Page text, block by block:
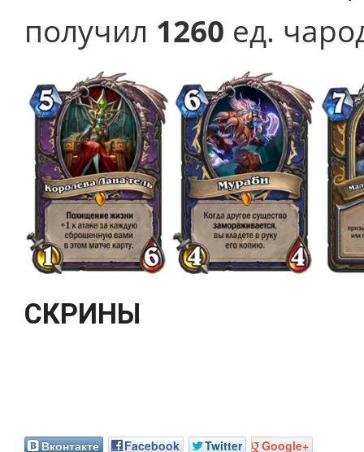
получил 1260 ед.
СКРИНЫ
Вконтакте Facebook Twitter Google+